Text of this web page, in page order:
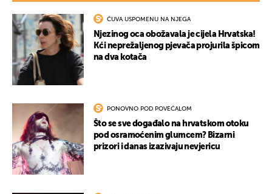
ČUVA USPOMENU NA NJEGA
Njezinog oca obožavala je cijela Hrvatska!
Kći neprežaljenog pjevača projurila špicom
na dva kotača
PONOVNO POD POVEĆALOM
Što se sve događalo na hrvatskom otoku
pod osramoćenim glumcem? Bizarni
prizori i danas izazivaju nevjericu